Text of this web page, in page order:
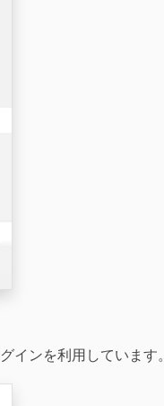
インを利用しています。